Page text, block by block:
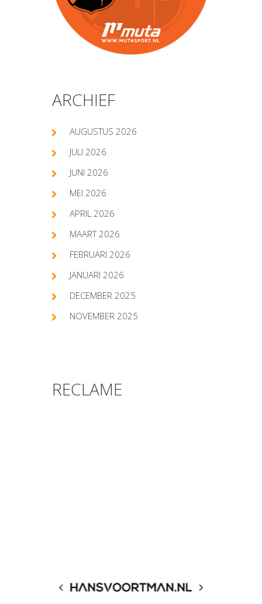
ARCHIEF
AUGUSTUS 2026
JULI 2026
JUNI 2026
MEI 2026
APRIL 2026
MAART 2026
FEBRUARI 2026
JANUARI 2026
DECEMBER 2025
NOVEMBER 2025
RECLAME